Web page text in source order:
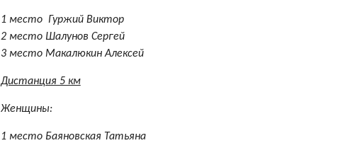
1 место Гуржий Виктор
2 место Шалунов Сергей
3 место Макалюкин Алексей
Дистанция 5 км
Женщины:
1 место Баяновская Татьяна